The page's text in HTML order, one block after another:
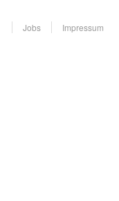
Jobs
Impressum